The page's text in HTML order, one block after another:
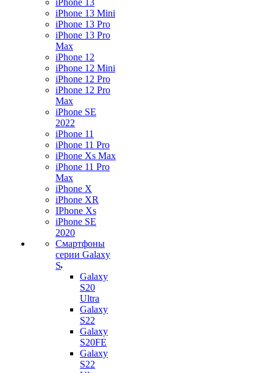
iPhone 13
iPhone 13 Mini
iPhone 13 Pro
iPhone 13 Pro
Max
iPhone 12
iPhone 12 Mini
iPhone 12 Pro
iPhone 12 Pro
Max
iPhone SE
2022
iPhone 11
iPhone 11 Pro
iPhone Xs Max
iPhone 11 Pro
Max
iPhone X
iPhone XR
IPhone Xs
iPhone SE
2020
Смартфоны
серии Galaxy
S
Galaxy
S20
Ultra
Galaxy
S22
Galaxy
S20FE
Galaxy
S22